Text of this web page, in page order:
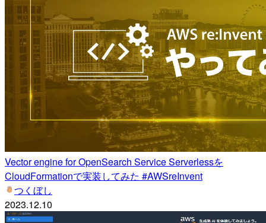
Vector engine for OpenSearch Service Serverlessを
CloudFormationで実装してみた #AWSreInvent
つくぼし
2023.12.10